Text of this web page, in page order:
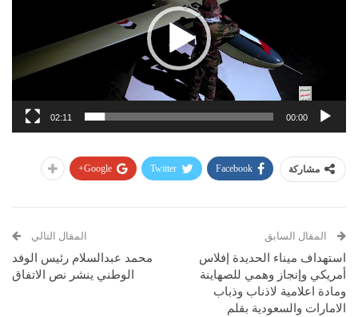
00:00
02:11
مشاركة Facebook
Twitter
Google+
المقال السابق
استهداف ميناء الحديدة إفلاس
أمريكي وإنجاز وهمي للصهاينة
ومادة اعلامية لاذناب وذباب
الامارات والسعودية بقلم
المقال التالي
محمد عبدالسلام رئيس الوفد
الوطني ينشر نص الاتفاق